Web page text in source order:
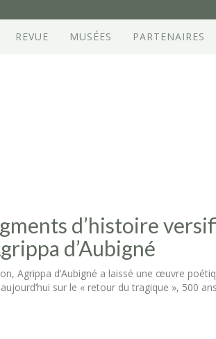
REVUE MUSÉES PARTENAIRES
d’histoire
d’Aubigné
Agrippa d’Aubigné a laissé une œuvre
sur le « retour du tragique », 500